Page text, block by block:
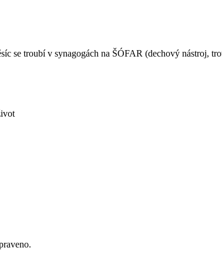
se troubí v synagogách na ŠÓFAR (dechový nástroj,